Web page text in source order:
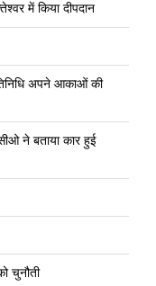
में किया दीपदान
अपने आकाओं की
ने बताया कार हुई
चुनौती